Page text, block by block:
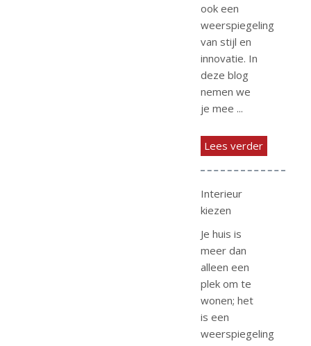
ook een
weerspiegeling
van stijl en
innovatie. In
deze blog
nemen we
je mee ...
Lees verder
Interieur
kiezen
Je huis is
meer dan
alleen een
plek om te
wonen; het
is een
weerspiegeling